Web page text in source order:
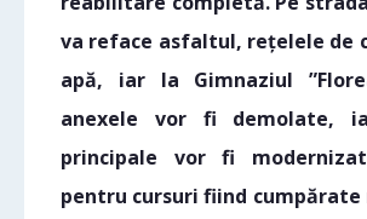
va reface asfaltul, rețelele de
apă, iar la Gimnaziul
anexele vor fi demolate,
principale vor fi
pentru cursuri fiind cumpărate